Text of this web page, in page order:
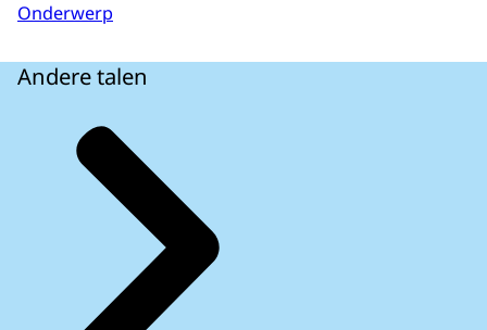
Onderwerp
Andere talen